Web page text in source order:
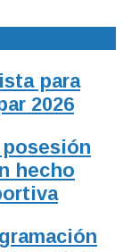
para
2026
hecho